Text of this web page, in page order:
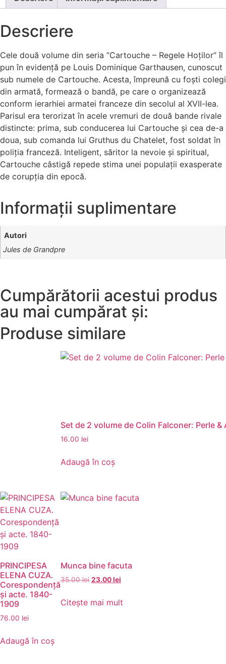
Descriere
Cele două volume din seria ”Cartouche – Regele Hoților” îl
pun în evidență pe Louis Dominique Garthausen, cunoscut
sub numele de Cartouche. Acesta, împreună cu foști colegi
din armată, formează o bandă, pe care o organizează
conform ierarhiei armatei franceze din secolul al XVII-lea.
Parisul era terorizat în acele vremuri de două bande rivale
distincte: prima, sub conducerea lui Cartouche și cea de-a
doua, sub comanda lui Gruthus du Chatelet, fost soldat în
poliția franceză. Inteligent, săritor la nevoie și spiritual,
Cartouche câstigă repede stima unei populații exasperate
de corupția din epocă.
Informații suplimentare
Autori
Jules de Grandpre
Cumpărătorii acestui produs
au mai cumpărat și:
Produse similare
Set de 2 volume de Colin Falconer: Perle &
16.00 lei
Adaugă în coș
PRINCIPESA
ELENA CUZA.
Corespondenţă
şi acte. 1840-
1909
76.00 lei
Adaugă în coș
Munca bine facuta
35.00lei 23.00lei
Citește mai mult